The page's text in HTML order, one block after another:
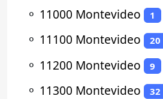
⚬ 11000 Montevideo 1
⚬ 11100 Montevideo 20
⚬ 11200 Montevideo 9
⚬ 11300 Montevideo 32